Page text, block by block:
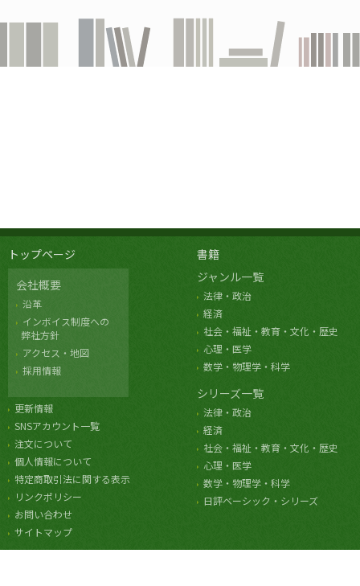
トップページ
会社概要
沿革
インボイス制度への
弊社方針
アクセス・地図
採用情報
更新情報
SNSアカウント一覧
注文について
個人情報について
特定商取引法に関する表示
リンクポリシー
お問い合わせ
サイトマップ
書籍
ジャンル一覧
法律・政治
経済
社会・福祉・教育・文化・歴史
心理・医学
数学・物理学・科学
シリーズ一覧
法律・政治
経済
社会・福祉・教育・文化・歴史
心理・医学
数学・物理学・科学
日評ベーシック・シリーズ